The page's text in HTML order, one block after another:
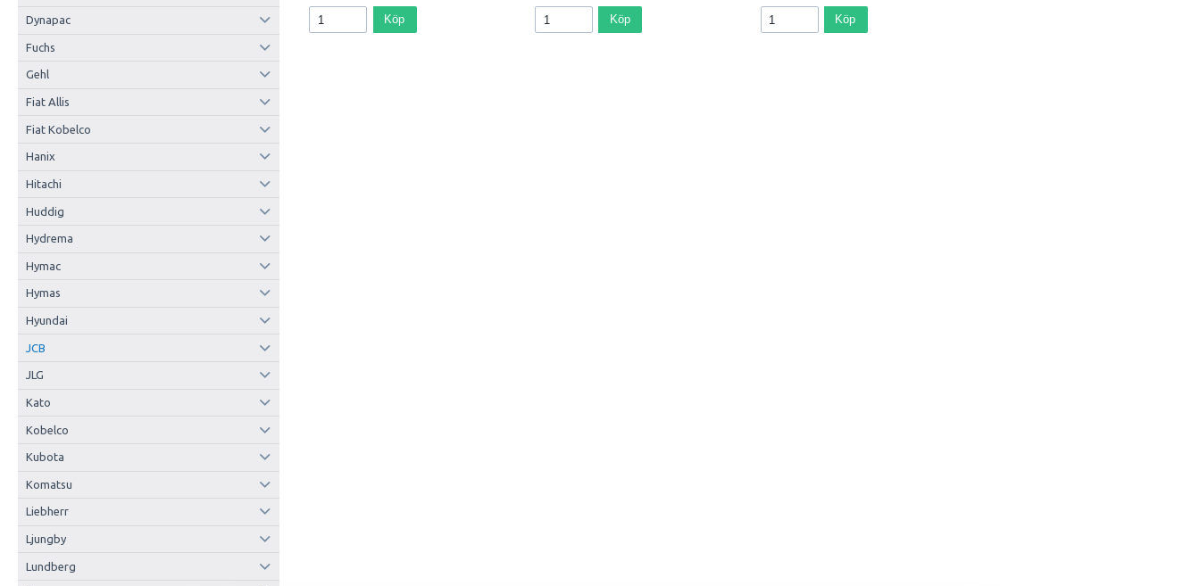
Dynapac
Fuchs
Gehl
Fiat Allis
Fiat Kobelco
Hanix
Hitachi
Huddig
Hydrema
Hymac
Hymas
Hyundai
JCB
JLG
Kato
Kobelco
Kubota
Komatsu
Liebherr
Ljungby
Lundberg
Köp Köp Köp